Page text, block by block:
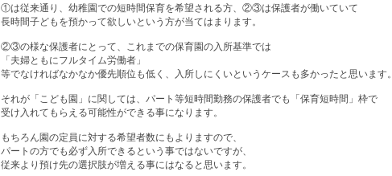
①は従来通り、幼稚園での短時間保育を希望される方、②③は保護者が働いていて
長時間子どもを預かって欲しいという方が当てはまります。
②③の様な保護者にとって、これまでの保育園の入所基準では
「夫婦ともにフルタイム労働者」
等でなければなかなか優先順位も低く、入所しにくいというケースも多かったと思います。
それが「こども園」に関しては、パート等短時間勤務の保護者でも「保育短時間」枠で
受け入れてもらえる可能性ができる事になります。
もちろん園の定員に対する希望者数にもよりますので、
パートの方でも必ず入所できるという事ではないですが、
従来より預け先の選択肢が増える事にはなると思います。